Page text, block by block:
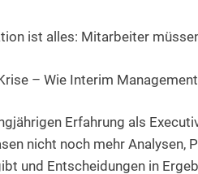
ist alles: Mitarbeiter
– Wie Interim
Erfahrung als
nicht noch mehr Analysen,
und Entscheidungen in